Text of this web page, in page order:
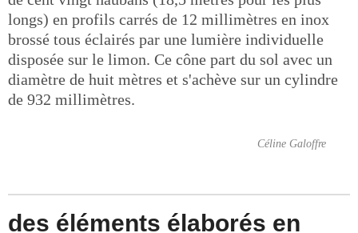
longs) en profils carrés de 12 millimètres en inox
brossé tous éclairés par une lumière individuelle
disposée sur le limon. Ce cône part du sol avec un
diamètre de huit mètres et s'achève sur un cylindre
de 932 millimètres.
Céline Galoffre
des éléments élaborés en